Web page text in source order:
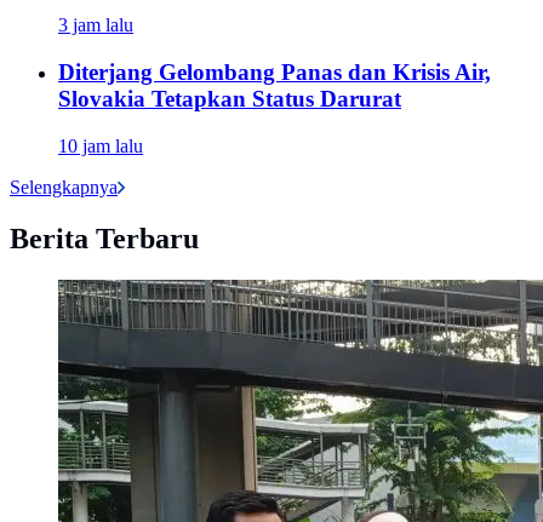
3 jam lalu
Diterjang Gelombang Panas dan Krisis Air,
Slovakia Tetapkan Status Darurat
10 jam lalu
Selengkapnya
Berita Terbaru